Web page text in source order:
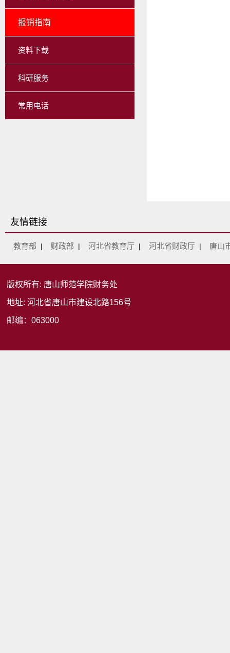
报销指南
资料下载
科研服务
常用电话
友情链接
教育部 | 财政部 | 河北省教育厅 | 河北省财政厅 | 唐山
版权所有: 唐山师范学院财务处
地址: 河北省唐山市建设北路156号
邮编：063000